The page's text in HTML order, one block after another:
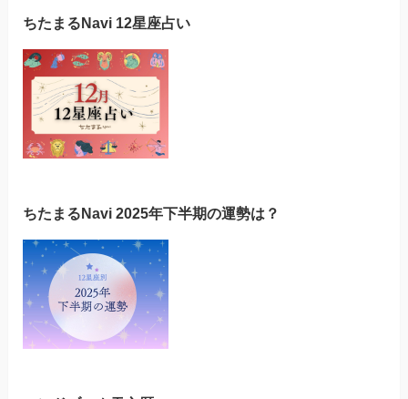
ちたまるNavi 12星座占い
ちたまるNavi 2025年下半期の運勢は？